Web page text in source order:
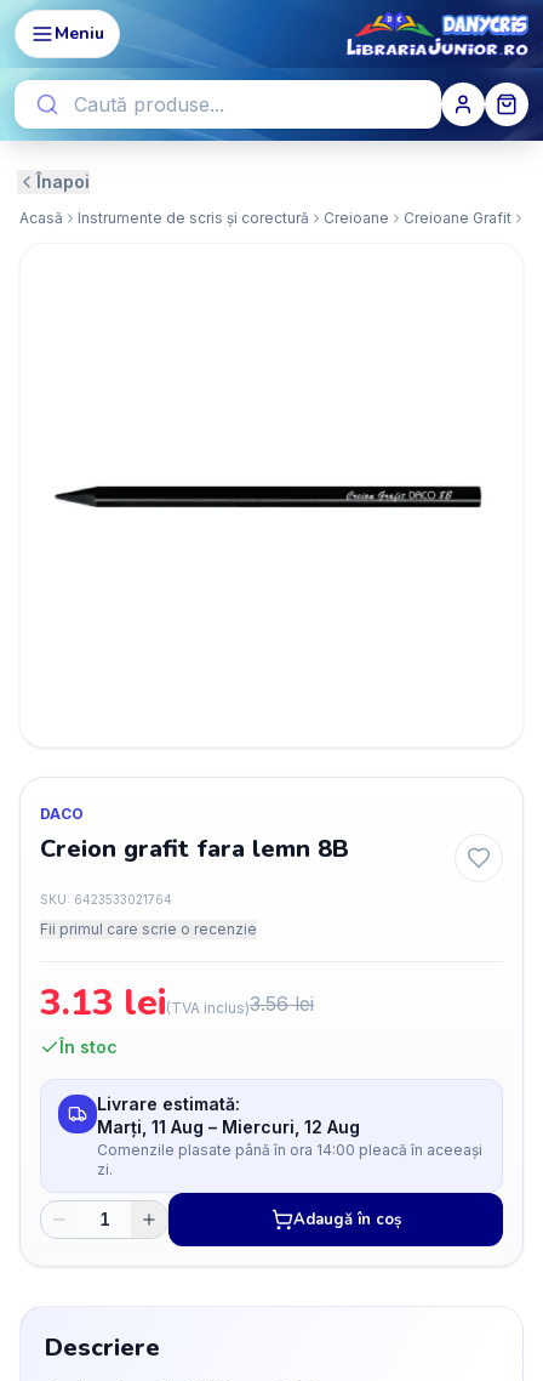
Meniu
Înapoi
Acasă Instrumente de scris și corectură Creioane Creioane Grafit
DACO
Creion grafit fara lemn 8B
SKU: 6423533021764
Fii primul care scrie o recenzie
3.13 lei(TVA inclus)3.56lei
În stoc
Livrare estimată:
Marți, 11 Aug – Miercuri, 12 Aug
Comenzile plasate până în ora 14:00 pleacă în aceeași
zi.
Adaugă în coș
Descriere